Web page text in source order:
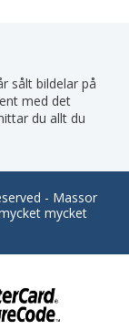
sålt bildelar på
med det
du allt du
- Massor
mycket